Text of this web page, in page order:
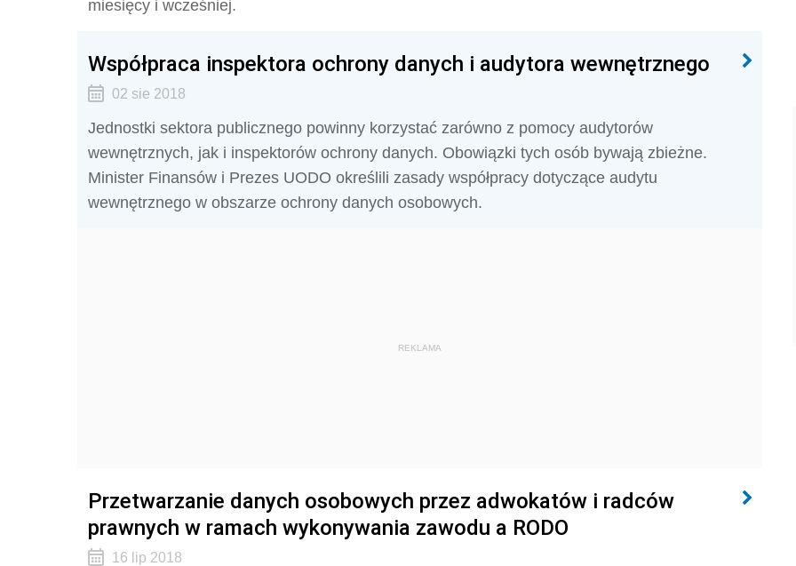
miesięcy i wcześniej.
Współpraca inspektora ochrony danych i audytora wewnętrznego
02 sie 2018
Jednostki sektora publicznego powinny korzystać zarówno z pomocy audytorów
wewnętrznych, jak i inspektorów ochrony danych. Obowiązki tych osób bywają zbieżne.
Minister Finansów i Prezes UODO określili zasady współpracy dotyczące audytu
wewnętrznego w obszarze ochrony danych osobowych.
REKLAMA
Przetwarzanie danych osobowych przez adwokatów i radców
prawnych w ramach wykonywania zawodu a RODO
16 lip 2018